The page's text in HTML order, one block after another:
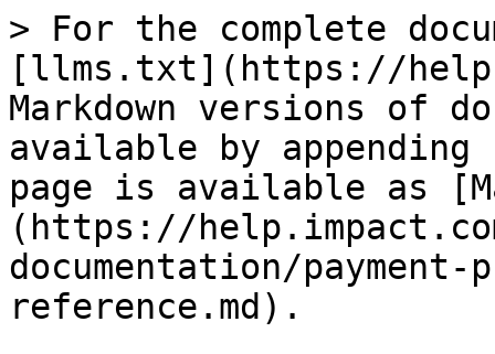
> For the complete
[llms.txt](https://
Markdown versions of
available by
page is available as
(https://
documentation/
reference.md).